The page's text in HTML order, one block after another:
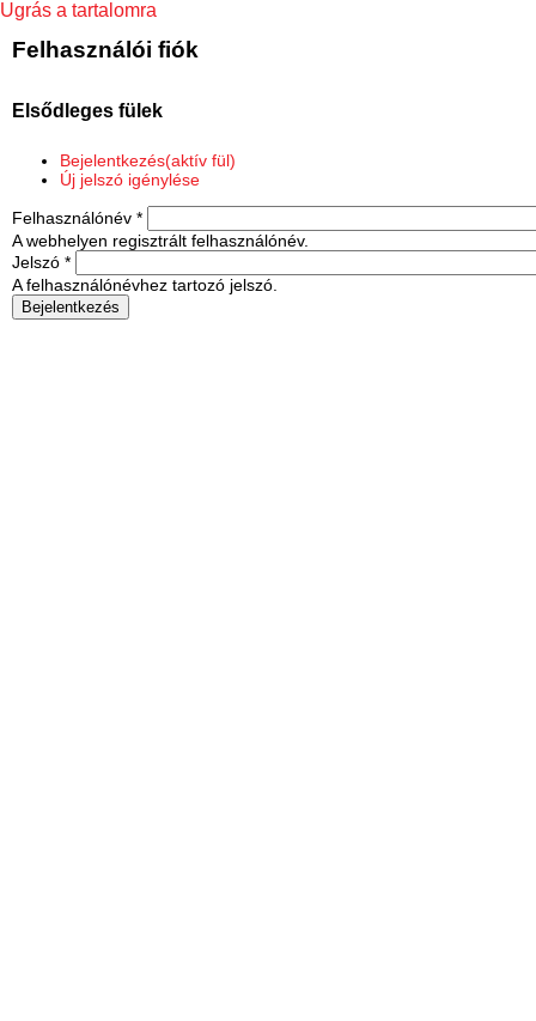
Ugrás a tartalomra
Felhasználói fiók
Elsődleges fülek
Bejelentkezés(aktív fül)
Új jelszó igénylése
Felhasználónév *
A webhelyen regisztrált felhasználónév.
Jelszó *
A felhasználónévhez tartozó jelszó.